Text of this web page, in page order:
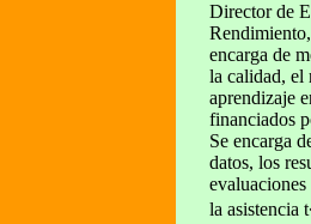
Director de
encarga de
la calidad, el
aprendizaje
financiados
Se encarga
datos, los
la asistencia